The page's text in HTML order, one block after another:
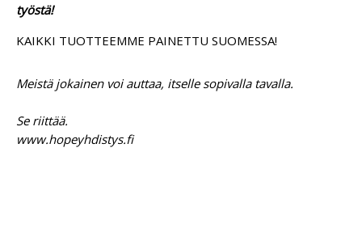
työstä!
KAIKKI TUOTTEEMME PAINETTU SUOMESSA!
Meistä jokainen voi auttaa, itselle sopivalla tavalla.
Se riittää.
www.hopeyhdistys.fi